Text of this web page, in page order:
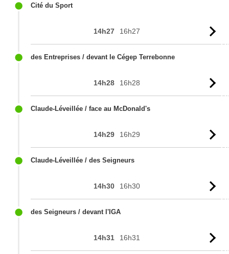
Cité du Sport
14h27 16h27
des Entreprises / devant le Cégep Terrebonne
14h28 16h28
Claude-Léveillée / face au McDonald's
14h29 16h29
Claude-Léveillée / des Seigneurs
14h30 16h30
des Seigneurs / devant l'IGA
14h31 16h31